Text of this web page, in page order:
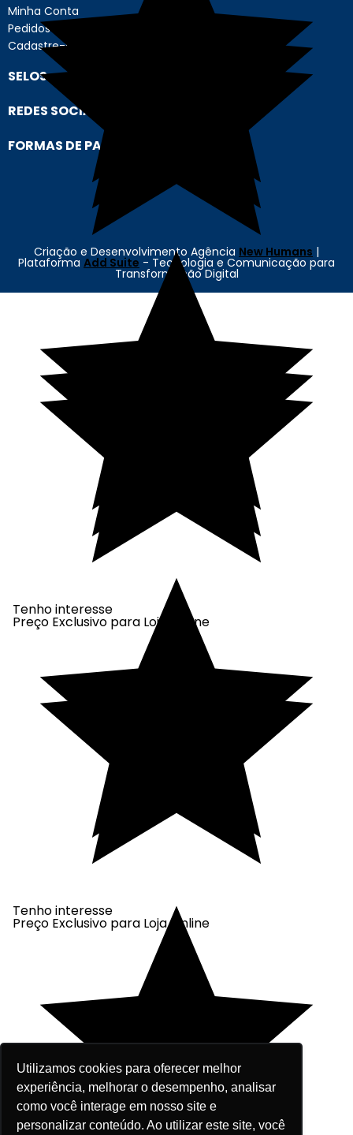
Utilizamos cookies para oferecer melhor
experiência, melhorar o desempenho, analisar
como você interage em nosso site e
personalizar conteúdo. Ao utilizar este site, você
Tenho interesse
Preço Exclusivo para Loja Online
Tenho interesse
Preço Exclusivo para Loja Online
Minha Conta
Pedidos
Cadastre-se
SELOS
REDES SOCIAIS
FORMAS DE PAGAMENTO
Criação e Desenvolvimento Agência New Humans |
Plataforma Add Suite - Tecnologia e Comunicação para
Transformação Digital